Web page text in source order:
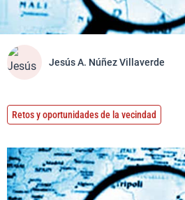
Jesús A. Núñez Villaverde
Retos y oportunidades de la vecindad